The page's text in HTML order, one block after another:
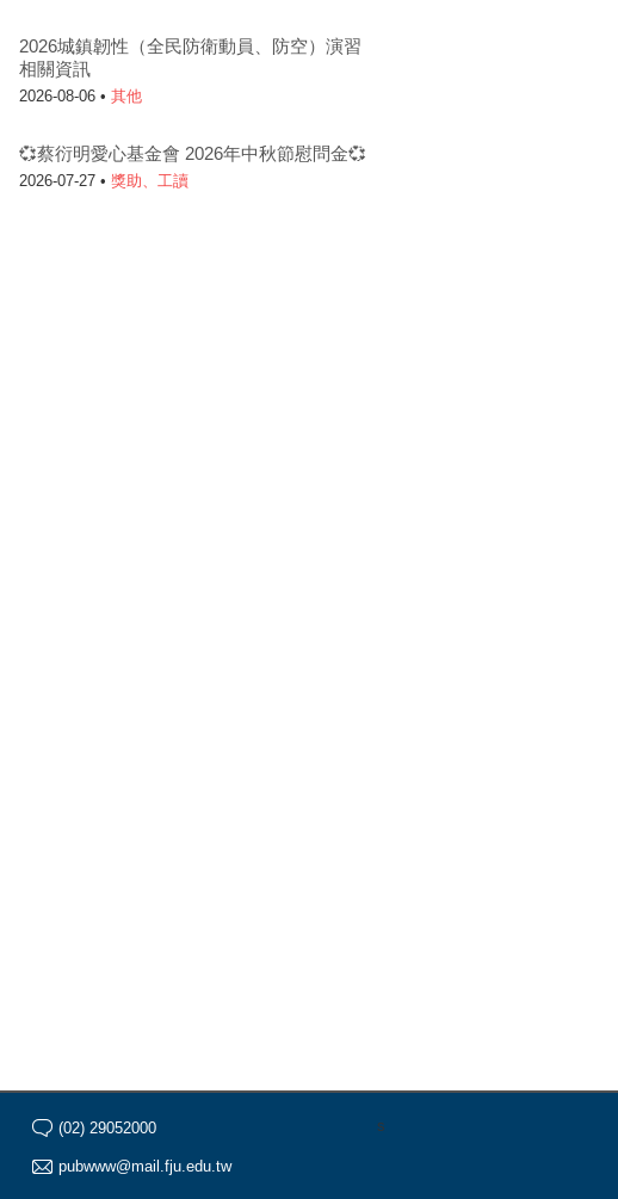
2026城鎮韌性（全民防衛動員、防空）演習
相關資訊
2026-08-06 • 其他
💞蔡衍明愛心基金會 2026年中秋節慰問金💞
2026-07-27 • 獎助、工讀
(02) 29052000
pubwww@mail.fju.edu.tw
s